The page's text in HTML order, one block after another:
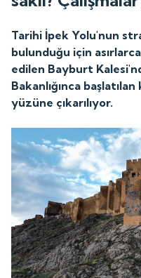
Tarihi İpek Yolu'nun
bulunduğu için
edilen Bayburt
Bakanlığınca
yüzüne çıkarılıyor.